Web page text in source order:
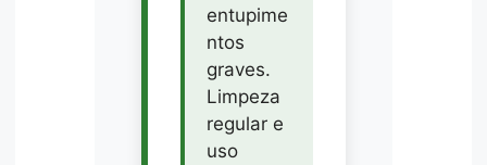
entupime
ntos
graves.
Limpeza
regular e
uso